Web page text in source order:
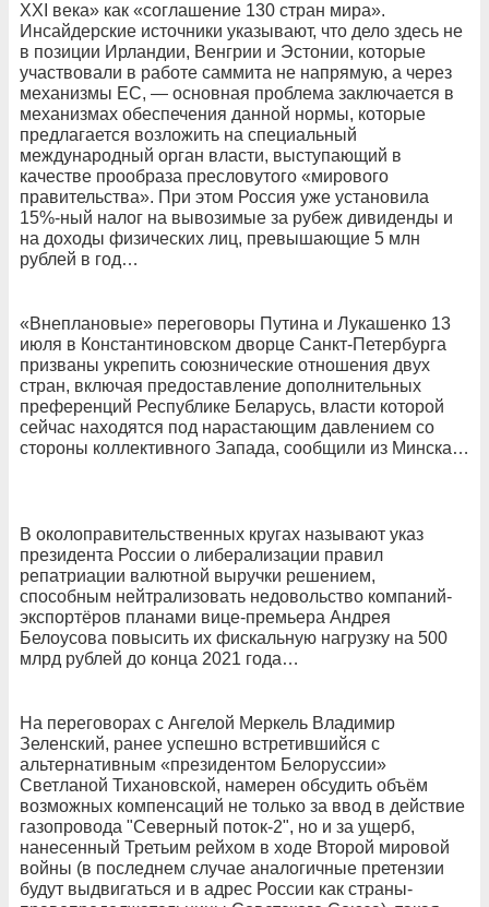
XXI века» как «соглашение 130 стран мира».
Инсайдерские источники указывают, что дело здесь не
в позиции Ирландии, Венгрии и Эстонии, которые
участвовали в работе саммита не напрямую, а через
механизмы ЕС, — основная проблема заключается в
механизмах обеспечения данной нормы, которые
предлагается возложить на специальный
международный орган власти, выступающий в
качестве прообраза пресловутого «мирового
правительства». При этом Россия уже установила
15%-ный налог на вывозимые за рубеж дивиденды и
на доходы физических лиц, превышающие 5 млн
рублей в год…
«Внеплановые» переговоры Путина и Лукашенко 13
июля в Константиновском дворце Санкт-Петербурга
призваны укрепить союзнические отношения двух
стран, включая предоставление дополнительных
преференций Республике Беларусь, власти которой
сейчас находятся под нарастающим давлением со
стороны коллективного Запада, сообщили из Минска…
В околоправительственных кругах называют указ
президента России о либерализации правил
репатриации валютной выручки решением,
способным нейтрализовать недовольство компаний-
экспортёров планами вице-премьера Андрея
Белоусова повысить их фискальную нагрузку на 500
млрд рублей до конца 2021 года…
На переговорах с Ангелой Меркель Владимир
Зеленский, ранее успешно встретившийся с
альтернативным «президентом Белоруссии»
Светланой Тихановской, намерен обсудить объём
возможных компенсаций не только за ввод в действие
газопровода "Северный поток-2", но и за ущерб,
нанесенный Третьим рейхом в ходе Второй мировой
войны (в последнем случае аналогичные претензии
будут выдвигаться и в адрес России как страны-